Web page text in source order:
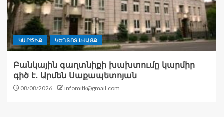
ԿԱՐԾԻՔ ԿԵՂՏՈՏ ԼՎԱՑՔ
Բանկային գաղտնիքի խախտումը կարմիր
գիծ է․ Արմեն Սաքապետոյան
08/08/2026 infomitk@gmail.com